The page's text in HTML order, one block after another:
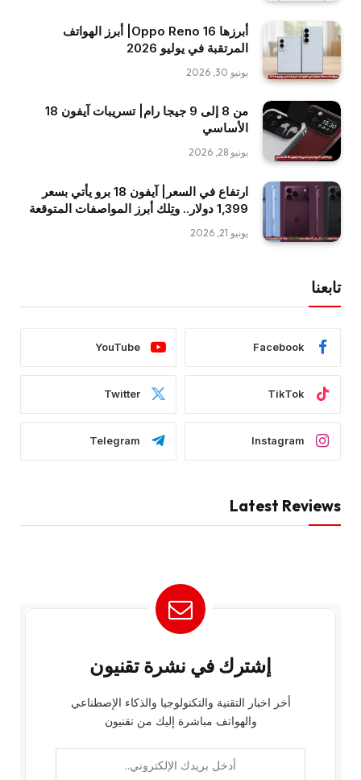
أبرزها Oppo Reno 16| أبرز الهواتف
المرتقبة في يوليو 2026
يونيو 30, 2026
من 8 إلى 9 جيجا رام| تسريبات آيفون 18
الأساسي
يونيو 28, 2026
ارتفاع في السعر| آيفون 18 برو يأتي بسعر
1,399 دولار.. وتِلك أبرز المواصفات المتوقعة
يونيو 21, 2026
تابعنا
Facebook
YouTube
TikTok
Twitter
Instagram
Telegram
Latest Reviews
إشترك في نشرة تقنيون
أخر اخبار التقنية والتكنولوجيا والذكاء الإصطناعي
والهواتف مباشرة إليك من تقنيون